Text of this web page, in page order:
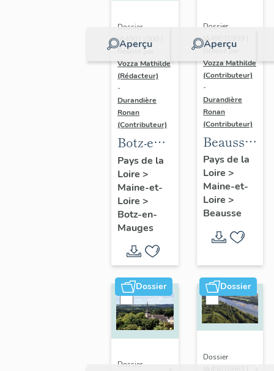
Aperçu
Dossier
IA49011000 |
Réalisé par
Vozza Mathilde
(Rédacteur)
-
Durandière
Ronan
(Contributeur)
Botz-en-
Mauges :
présentation
de la
commune
Pays de la
Loire >
Maine-et-
Loire >
Botz-en-
Mauges
Aperçu
Dossier
IA49010999 |
Réalisé par
Vozza Mathilde
(Contributeur)
-
Durandière
Ronan
(Contributeur)
Beausse :
de la
commune
Pays de la
Loire >
Maine-et-
Loire >
Beausse
Dossier
Dossier
Dossier
Dossier